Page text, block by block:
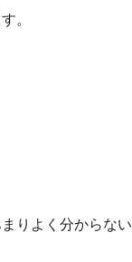
。
りよく分からない